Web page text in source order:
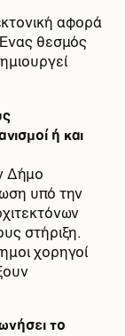
αφορά
θεσμός
ή και
Δήμο
υπό την
στήριξη.
χορηγοί
το